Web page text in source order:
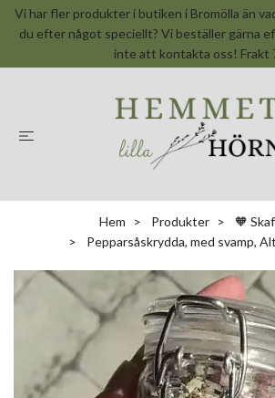
Vi har fler produkter i butiken i Bromölla än
du efter något speciellt? Vi beställer gärna
inte att kontakta oss! Frakt
Hem Produkter
🧡
Pepparsåskrydda, med svamp,